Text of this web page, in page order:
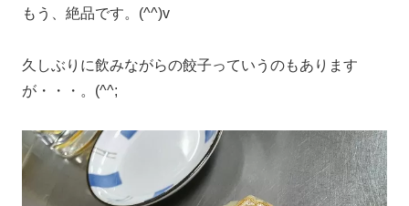
もう、絶品です。(^^)v
久しぶりに飲みながらの餃子っていうのもあります
が・・・。(^^;